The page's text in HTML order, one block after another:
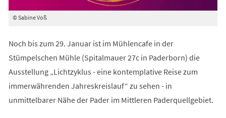
© Sabine Voß
Noch bis zum 29. Januar ist im Mühlencafe in der
Stümpelschen Mühle (Spitalmauer 27c in Paderborn) die
Ausstellung „Lichtzyklus - eine kontemplative Reise zum
immerwährenden Jahreskreislauf“ zu sehen - in
unmittelbarer Nähe der Pader im Mittleren Paderquellgebiet.